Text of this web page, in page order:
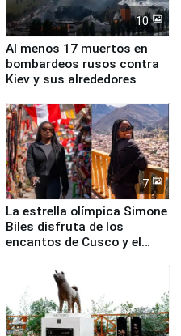
10
Al menos 17 muertos en
bombardeos rusos contra
Kiev y sus alrededores
7
La estrella olímpica Simone
Biles disfruta de los
encantos de Cusco y el